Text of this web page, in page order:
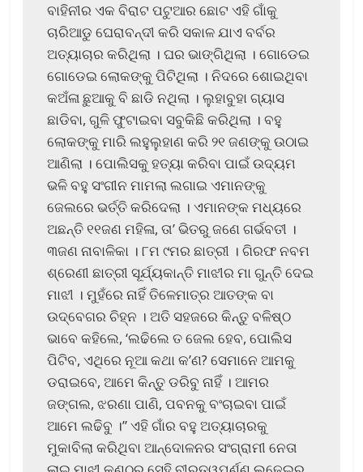
ବାହିନୀର ଏକ ବିରାଟ ପଟୁଆର ଛୋଟ ଏହି ଗାଁକୁ
ଚାରିଆଡୁ ଘେରାବନ୍ଦୀ କରି ସକାଳ ଯାଏ ବର୍ବର
ଅତ୍ୟାଚାର କରିଥିଲା । ଘର ଭାଙ୍ଗିଥିଲା । ଗୋଡେଇ
ଗୋଡେଇ ଲୋକଙ୍କୁ ପିଟିଥିଲା । ନିଦରେ ଶୋଇଥିବା
କଅଁଳା ଛୁଆକୁ ବି ଛାଡି ନଥିଲା । ଲୁହାବୁହା ଗ୍ୟାସ
ଛାଡିବା, ଗୁଳି ଫୁଟାଇବା ସବୁକିଛି କରିଥିଲା । ବହୁ
ଲୋକଙ୍କୁ ମାରି ଲହୁଲୁହାଣ କରି ୨୧ ଜଣଙ୍କୁ ଉଠାଇ
ଆଣିଲା । ପୋଲିସକୁ ହତ୍ୟା କରିବା ପାଇଁ ଉଦ୍ୟମ
ଭଳି ବହୁ ସଂଗୀନ ମାମଲା ଲଗାଇ ଏମାନଙ୍କୁ
ଜେଲରେ ଭର୍ତ୍ତି କରିଦେଲା । ଏମାନଙ୍କ ମଧ୍ୟରେ
ଅଛନ୍ତି ୧୧ଜଣ ମହିଳା, ତା’ ଭିତରୁ ଜଣେ ଗର୍ଭବତୀ ।
୩ଜଣ ନାବାଳିକା । ୮ମ ୯ମର ଛାତ୍ରୀ । ଗିରଫ ନବମ
ଶ୍ରେଣୀ ଛାତ୍ରୀ ସୂର୍ଯ୍ୟକାନ୍ତି ମାଝୀର ମା ଗୁନ୍ତି ଦେଇ
ମାଝୀ । ମୁହଁରେ ନାହିଁ ତିଳେମାତ୍ର ଆତଙ୍କ ବା
ଉଦ୍‌ବେଗର ଚିହ୍ନ । ଅତି ସହଜରେ କିନ୍ତୁ ବଳିଷ୍ଠ
ଭାବେ କହିଲେ, ‘ଲଢିଲେ ତ ଜେଲ ହେବ, ପୋଲିସ
ପିଟିବ, ଏଥିରେ ନୂଆ କଥା କ’ଣ? ସେମାନେ ଆମକୁ
ଡରାଇବେ, ଆମେ କିନ୍ତୁ ଡରିବୁ ନାହିଁ । ଆମର
ଜଙ୍ଗଲ, ଝରଣା ପାଣି, ପବନକୁ ବଂଚାଇବା ପାଇଁ
ଆମେ ଲଢିବୁ ।” ଏହି ଗାଁର ବହୁ ଅତ୍ୟାଚାରକୁ
ମୁକାବିଲା କରିଥିବା ଆନ୍ଦୋଳନର ସଂଗ୍ରାମୀ ନେତା